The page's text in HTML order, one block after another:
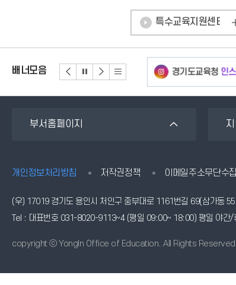
특수교육지원센터
배너모음
부서홈페이지
개인정보처리방침 저작권정책 이메일주소무단수
(우) 17019 경기도 용인시 처인구 중부대로 1161번길 69(삼가동
Tel : 대표번호 031-8020-9113~4 (평일 09:00~ 18:00) 평일 야
copyright ⓒ YongIn Office of Education. All Rights